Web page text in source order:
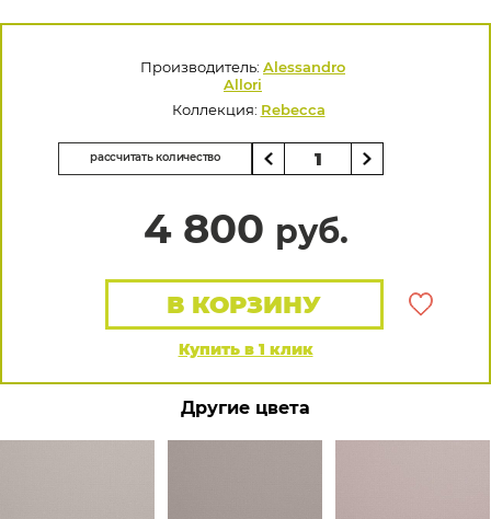
Производитель: Alessandro
Allori
Коллекция: Rebecca
рассчитать количество
4 800 руб.
Купить в 1 клик
В КОРЗИНУ
Другие цвета